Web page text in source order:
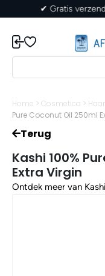
✔ Gratis
Home > Cosmetica >
Pure Coconut Oil 250ml
Terug
Kashi 100%
Extra Virgin
Ontdek meer van Kashi